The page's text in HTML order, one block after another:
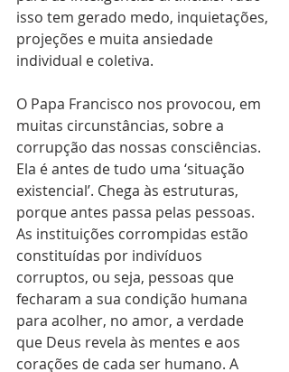
isso tem gerado medo, inquietações,
projeções e muita ansiedade
individual e coletiva.
O Papa Francisco nos provocou, em
muitas circunstâncias, sobre a
corrupção das nossas consciências.
Ela é antes de tudo uma ‘situação
existencial’. Chega às estruturas,
porque antes passa pelas pessoas.
As instituições corrompidas estão
constituídas por indivíduos
corruptos, ou seja, pessoas que
fecharam a sua condição humana
para acolher, no amor, a verdade
que Deus revela às mentes e aos
corações de cada ser humano. A